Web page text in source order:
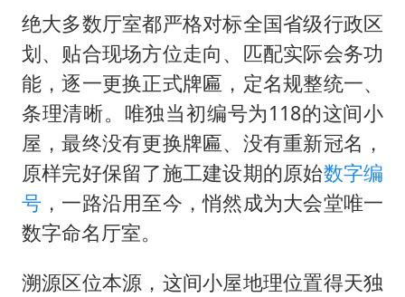
绝大多数厅室都严格对标全国省级行政区
划、贴合现场方位走向、匹配实际会务功
能，逐一更换正式牌匾，定名规整统一、
条理清晰。唯独当初编号为118的这间小
屋，最终没有更换牌匾、没有重新冠名，
原样完好保留了施工建设期的原始数字编
号 ，一路沿用至今，悄然成为大会堂唯一
数字命名厅室。
溯源区位本源，这间小屋地理位置得天独